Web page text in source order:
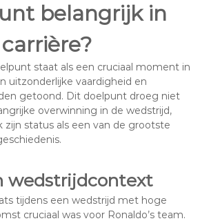
belangrijk in
carrière?
staat als een cruciaal moment in
uitzonderlijke vaardigheid en
getoond. Dit doelpunt droeg niet
overwinning in de wedstrijd,
zijn status als een van de grootste
wedstrijdcontext
tijdens een wedstrijd met hoge
cruciaal was voor Ronaldo’s team.